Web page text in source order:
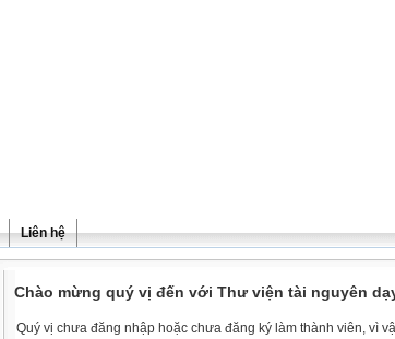
Liên hệ
Chào mừng quý vị đến với Thư viện tài nguyên
Quý vị chưa đăng nhập hoặc chưa đăng ký làm thành viên, vì